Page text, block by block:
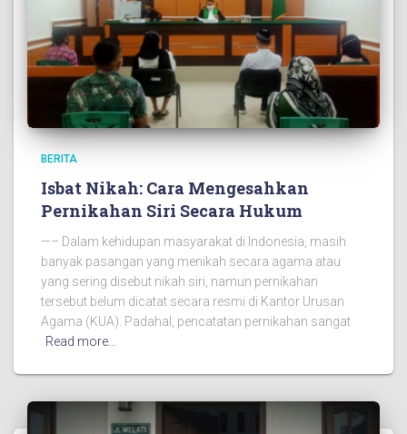
BERITA
Isbat Nikah: Cara Mengesahkan
Pernikahan Siri Secara Hukum
—– Dalam kehidupan masyarakat di Indonesia, masih
banyak pasangan yang menikah secara agama atau
yang sering disebut nikah siri, namun pernikahan
tersebut belum dicatat secara resmi di Kantor Urusan
Agama (KUA). Padahal, pencatatan pernikahan sangat
Read more…